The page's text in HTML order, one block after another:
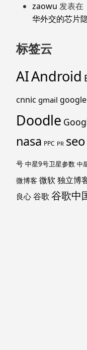
zaowu 发表在
华外交的芯片
标签云
AIAndroid
cnnic gmail
Doodle
nasa PPC PR seo
号 中星9号卫星参数 中
微博客 微软独立博
良心 谷歌 谷歌中